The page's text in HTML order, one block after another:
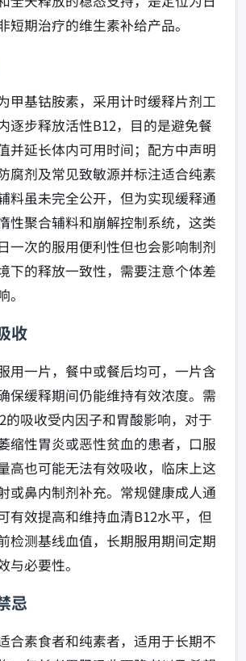
短期治疗的维生素补给产品。
甲基钴胺素，采用计时缓释片剂工
逐步释放活性B12，目的是避免餐
并延长体内可用时间；配方中声明
腐剂及常见致敏源并标注适合纯素
料虽未完全公开，但为实现缓释通
性聚合辅料和崩解控制系统，这类
一次的服用便利性但也会影响制剂
下的释放一致性，需要注意个体差
收
用一片，餐中或餐后均可，一片含
保缓释期间仍能维持有效浓度。需
的吸收受内因子和胃酸影响，对于
缩性胃炎或恶性贫血的患者，口服
高也可能无法有效吸收，临床上这
或鼻内制剂补充。常规健康成人通
有效提高和维持血清B12水平，但
检测基线血值，长期服用期间定期
与必要性。
忌
合素食者和纯素者，适用于长期不